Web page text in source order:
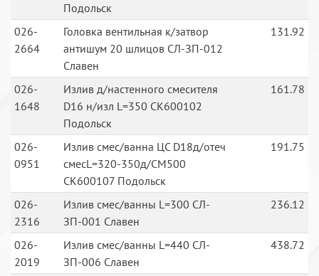
Подольск
026-
2664
Головка вентильная к/затвор
антишум 20 шлицов СЛ-ЗП-012
Славен
131.92
026-
1648
Излив д/настенного смесителя
D16 н/изл L=350 СК600102
Подольск
161.78
026-
0951
Излив смес/ванна ЦС D18д/отеч
смесL=320-350д/СМ500
СК600107 Подольск
191.75
026-
2316
Излив смес/ванны L=300 СЛ-
ЗП-001 Славен
236.12
026-
2019
Излив смес/ванны L=440 СЛ-
ЗП-006 Славен
438.72